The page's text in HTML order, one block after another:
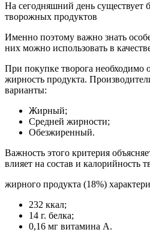
На сегодняшний день существует
творожных продуктов
Именно поэтому важно знать
них можно использовать в
При покупке творога необходимо
жирность продукта.
варианты:
Жирный;
Средней жирности;
Обезжиренный.
Важность этого критерия
влияет на состав и калорийность
жирного продукта (18%)
232 ккал;
14 г. белка;
0,16 мг витамина А.